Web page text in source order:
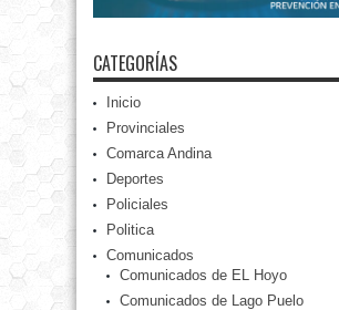
CATEGORÍAS
Inicio
Provinciales
Comarca Andina
Deportes
Policiales
Politica
Comunicados
Comunicados de EL Hoyo
Comunicados de Lago Puelo